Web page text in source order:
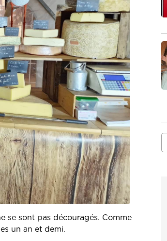
se sont pas découragés. Comme
un an et demi.